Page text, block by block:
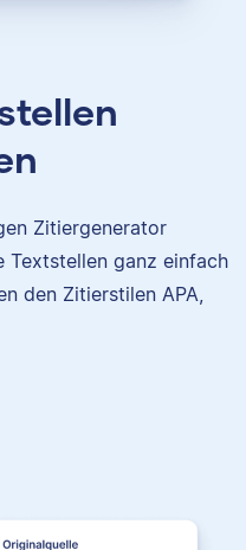
Zitiergenerator
ganz einfach
den Zitierstilen APA,